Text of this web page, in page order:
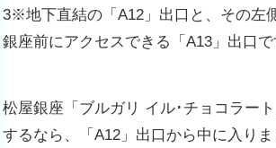
3※地下直結の「A12」出口と、その左
銀座前にアクセスできる「A13」出口で
松屋銀座「ブルガリ イル･チョコラー
するなら、「A12」出口から中に入りま